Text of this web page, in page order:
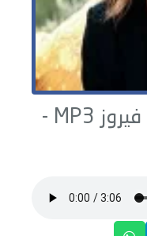
فيروز
MP3 -